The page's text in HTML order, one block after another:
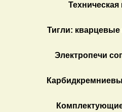
Техническая
Тигли:
Электропечи